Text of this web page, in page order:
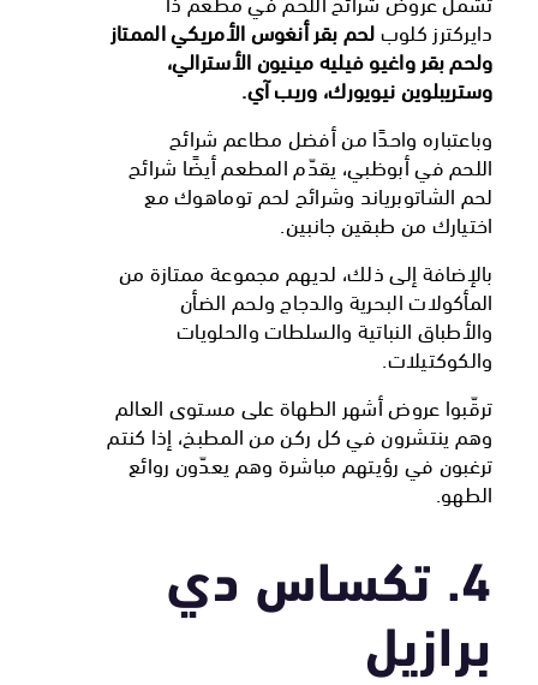
دايركترز كلوبلحم بقر أنغوس الأمريكي الممتاز
ولحم بقر واغيو فيليه مينيون الأسترالي،
وستريبلوين نيويورك، وريب آي.
وباعتباره واحدًا من أفضل مطاعم شرائح
اللحم في أبوظبي، يقدّم المطعم أيضًا شرائح
لحم الشاتوبرياند وشرائح لحم توماهوك مع
اختيارك من طبقين جانبين.
بالإضافة إلى ذلك، لديهم مجموعة ممتازة من
المأكولات البحرية والدجاج ولحم الضأن
والأطباق النباتية والسلطات والحلويات
والكوكتيلات.
ترقّبوا عروض أشهر الطهاة على مستوى العالم
وهم ينتشرون في كل ركن من المطبخ، إذا كنتم
ترغبون في رؤيتهم مباشرة وهم يعدّون روائع
الطهو.
4. تكساس دي
برازيل